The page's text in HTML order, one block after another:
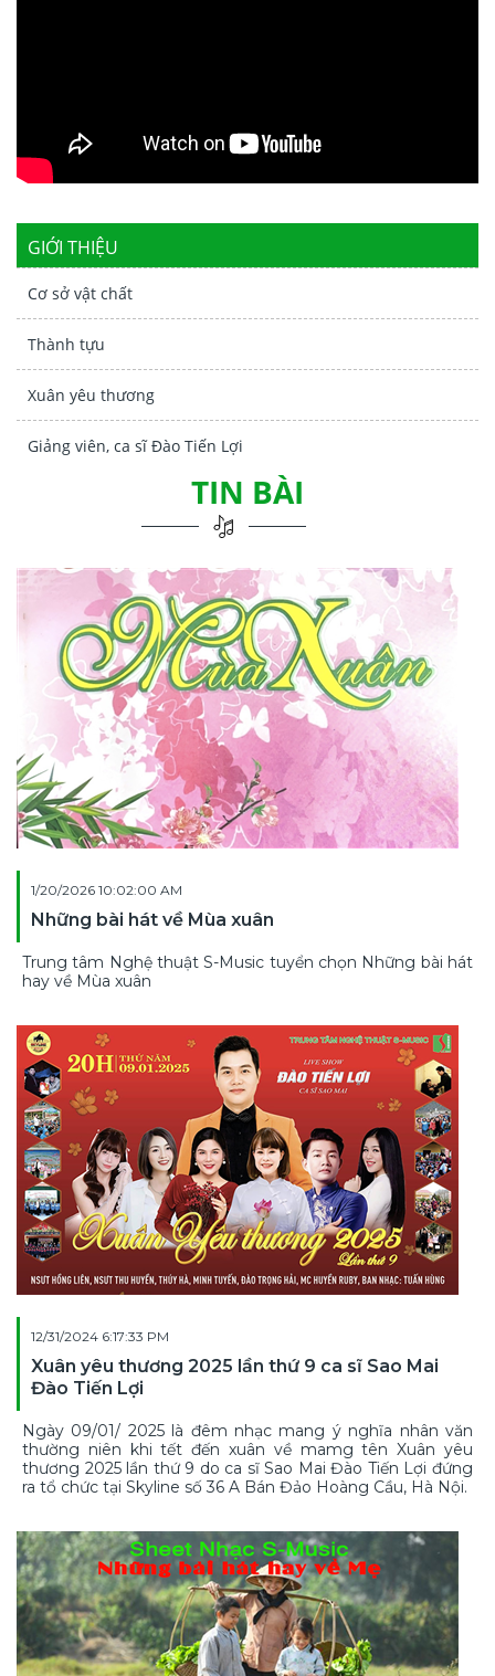
GIỚI THIỆU
Cơ sở vật chất
Thành tựu
Xuân yêu thương
Giảng viên, ca sĩ Đào Tiến Lợi
TIN BÀI
1/20/2026 10:02:00 AM
Những bài hát về Mùa xuân
Trung tâm Nghệ thuật S-Music tuyển chọn Những bài hát
hay về Mùa xuân
12/31/2024 6:17:33 PM
Xuân yêu thương 2025 lần thứ 9 ca sĩ Sao Mai
Đào Tiến Lợi
Ngày 09/01/ 2025 là đêm nhạc mang ý nghĩa nhân văn
thường niên khi tết đến xuân về mamg tên Xuân yêu
thương 2025 lần thứ 9 do ca sĩ Sao Mai Đào Tiến Lợi đứng
ra tổ chức tại Skyline số 36 A Bán Đảo Hoàng Cầu, Hà Nội.